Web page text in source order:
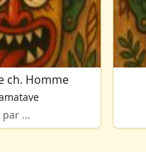
ch. Homme
par ...